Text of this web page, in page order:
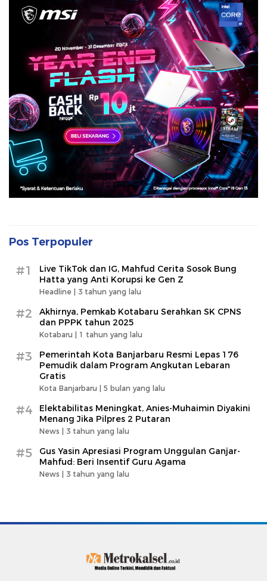
Pos Terpopuler
#1
Live TikTok dan IG, Mahfud Cerita Sosok Bung
Hatta yang Anti Korupsi ke Gen Z
Headline | 3 tahun yang lalu
#2
Akhirnya, Pemkab Kotabaru Serahkan SK CPNS
dan PPPK tahun 2025
Kotabaru | 1 tahun yang lalu
#3
Pemerintah Kota Banjarbaru Resmi Lepas 176
Pemudik dalam Program Angkutan Lebaran
Gratis
Kota Banjarbaru | 5 bulan yang lalu
#4
Elektabilitas Meningkat, Anies-Muhaimin Diyakini
Menang Jika Pilpres 2 Putaran
News | 3 tahun yang lalu
#5
Gus Yasin Apresiasi Program Unggulan Ganjar-
Mahfud: Beri Insentif Guru Agama
News | 3 tahun yang lalu